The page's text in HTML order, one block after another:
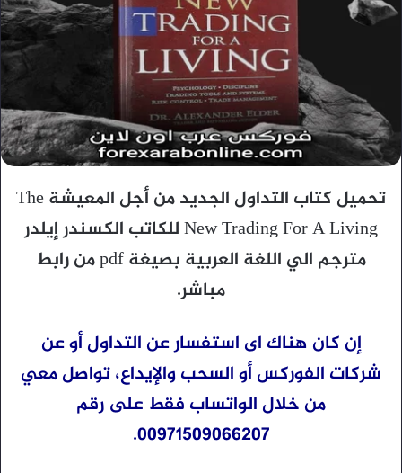
تحميل كتاب التداول الجديد من أجل المعيشة The
New Trading For A Living للكاتب الكسندر إيلدر
مترجم الي اللغة العربية بصيغة pdf من رابط
مباشر.
إن كان هناك اى استفسار عن التداول أو عن
شركات الفوركس أو السحب والإيداع، تواصل معي
من خلال الواتساب فقط على رقم
00971509066207.